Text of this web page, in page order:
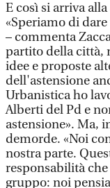
E così si arriva
«Speriamo di
– commenta
partito della città,
idee e proposte
dell'astensione
Urbanistica ho
Alberti del Pd e
astensione». Ma,
demorde. «Noi
nostra parte.
responsabilità
gruppo: noi